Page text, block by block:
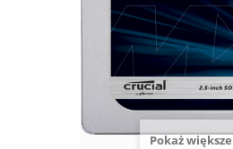
Pokaż większe